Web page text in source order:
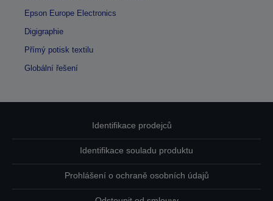
Epson Europe Electronics
Digigraphie
Přímý potisk textilu
Globální řešení
Identifikace prodejců
Identifikace souladu produktu
Prohlášení o ochraně osobních údajů